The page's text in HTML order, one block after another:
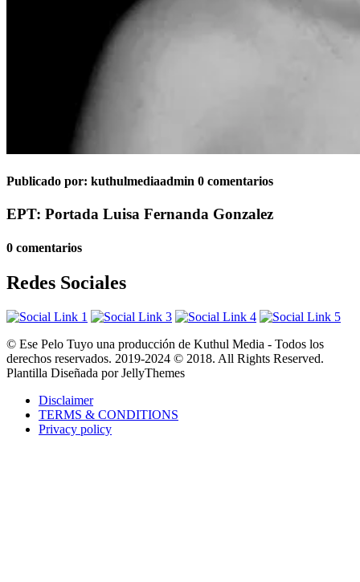
Publicado por: kuthulmediaadmin 0 comentarios
EPT: Portada Luisa Fernanda Gonzalez
0 comentarios
Redes Sociales
© Ese Pelo Tuyo una producción de Kuthul Media - Todos los
derechos reservados. 2019-2024 © 2018. All Rights Reserved.
Plantilla Diseñada por JellyThemes
Disclaimer
TERMS & CONDITIONS
Privacy policy